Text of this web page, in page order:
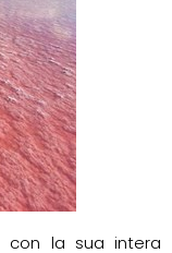
con la sua intera